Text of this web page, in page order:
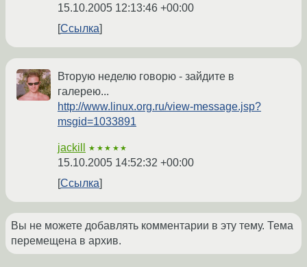
15.10.2005 12:13:46 +00:00
Ссылка
Вторую неделю говорю - зайдите в
галерею...
http://www.linux.org.ru/view-message.jsp?
msgid=1033891
jackill ★★★★★
15.10.2005 14:52:32 +00:00
Ссылка
Вы не можете добавлять комментарии в эту тему. Тема
перемещена в архив.